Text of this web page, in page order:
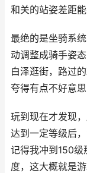
和关的站姿差距
最绝的是坐骑系
动调整成骑手姿
白泽逛街，路过
夸得有点不好意
玩到现在才发现
达到一定等级后
记得我冲到150级
度，这大概就是